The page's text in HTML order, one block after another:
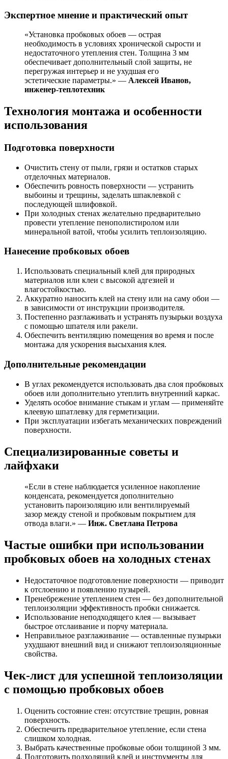
Экспертное мнение и практический опыт
«Установка пробковых обоев — острая
необходимость в условиях хронической сырости и
недостаточного утепления стен. Толщина 3 мм
обеспечивает дополнительный слой защиты, не
перегружая интерьер и не ухудшая его
эстетические параметры.» — Алексей Иванов,
инженер-теплотехник
Технология монтажа и особенности
использования
Подготовка поверхности
Очистить стену от пыли, грязи и остатков старых
отделочных материалов.
Обеспечить ровность поверхности — устранить
выбоины и трещины, заделать шпаклевкой с
последующей шлифовкой.
При холодных стенах желательно предварительно
провести утепление пенополистиролом или
минеральной ватой, чтобы усилить теплоизоляцию.
Нанесение пробковых обоев
Использовать специальный клей для природных
материалов или клеи с высокой адгезией и
влагостойкостью.
Аккуратно наносить клей на стену или на саму обои —
в зависимости от инструкции производителя.
Постепенно разглаживать и устранять пузырьки воздуха
с помощью шпателя или ракели.
Обеспечить вентиляцию помещения во время и после
монтажа для ускорения высыхания клея.
Дополнительные рекомендации
В углах рекомендуется использовать два слоя пробковых
обоев или дополнительно утеплить внутренний каркас.
Уделять особое внимание стыкам и углам — применяйте
клеевую шпатлевку для герметизации.
При эксплуатации избегать механических повреждений
поверхности.
Специализированные советы и
лайфхаки
«Если в стене наблюдается усиленное накопление
конденсата, рекомендуется дополнительно
установить пароизоляцию или вентилируемый
зазор между стеной и пробковым покрытием для
отвода влаги.» — Инж. Светлана Петрова
Частые ошибки при использовании
пробковых обоев на холодных стенах
Недостаточное подготовление поверхности — приводит
к отслоению и появлению пузырей.
Пренебрежение утеплением стен — без дополнительной
теплоизоляции эффективность пробки снижается.
Использование неподходящего клея — вызывает
быстрое отслаивание и порчу материала.
Неправильное разглаживание — оставленные пузырьки
ухудшают внешний вид и снижают теплоизоляционные
свойства.
Чек-лист для успешной теплоизоляции
с помощью пробковых обоев
Оценить состояние стен: отсутствие трещин, ровная
поверхность.
Обеспечить предварительное утепление, если стена
слишком холодная.
Выбрать качественные пробковые обои толщиной 3 мм.
Подготовить подходящий клей и инструменты для